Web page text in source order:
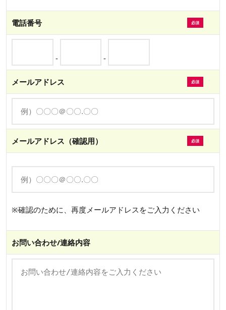
電話番号
- -
メールアドレス
メールアドレス（確認用）
※確認のために、再度メールアドレスをご入力ください
お問い合わせ/連絡内容